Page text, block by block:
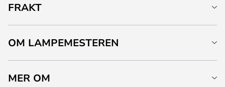
FRAKT
OM LAMPEMESTEREN
MER OM